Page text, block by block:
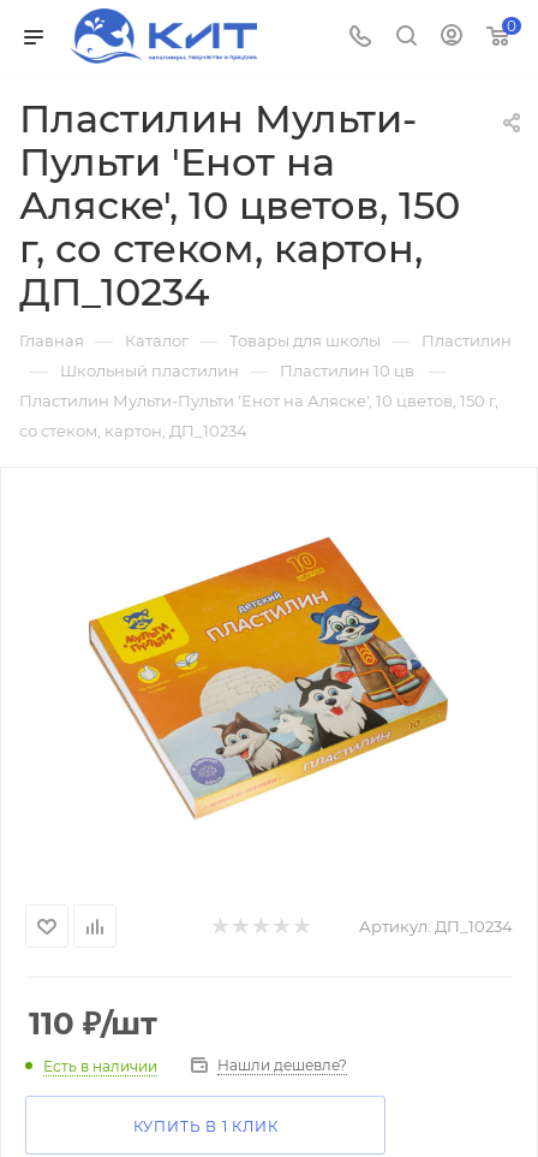
0
Пластилин Мульти-
Пульти 'Енот на
Аляске', 10 цветов, 150
г, со стеком, картон,
ДП_10234
Главная — Каталог — Товары для школы — Пластилин
— Школьный пластилин — Пластилин 10 цв. —
Пластилин Мульти-Пульти 'Енот на Аляске', 10 цветов, 150 г,
со стеком, картон, ДП_10234
Артикул: ДП_10234
110 ₽/шт
Есть в наличии Нашли дешевле?
КУПИТЬ В 1 КЛИК